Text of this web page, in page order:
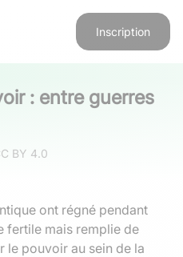
Inscription
: entre guerres
BY 4.0
ont régné pendant
fertile mais remplie de
le pouvoir au sein de la